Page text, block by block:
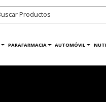
PARAFARMACIA AUTOMÓVIL